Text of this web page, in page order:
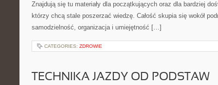
Znajdują się tu materiały dla początkujących oraz dla bardziej
którzy chcą stale poszerzać wiedzę. Całość skupia się wokół
samodzielność, organizacja i umiejętność […]
CATEGORIES: ZDROWIE
TECHNIKA JAZDY OD PODSTAW